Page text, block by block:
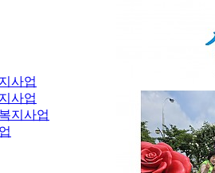
사업
사업
지사업